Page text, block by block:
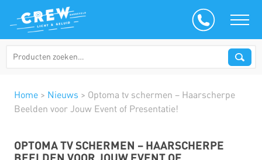
Home > Nieuws > Optoma tv schermen – Haarscherpe
Beelden voor Jouw Event of Presentatie!
OPTOMA TV SCHERMEN – HAARSCHERPE